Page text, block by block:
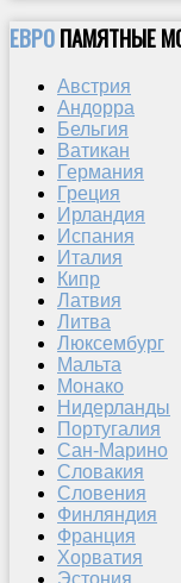
ЕВРОПАМЯТНЫЕ
Австрия
Андорра
Бельгия
Ватикан
Германия
Греция
Ирландия
Испания
Италия
Кипр
Латвия
Литва
Люксембург
Мальта
Монако
Нидерланды
Португалия
Сан-Марино
Словакия
Словения
Финляндия
Франция
Хорватия
Эстония